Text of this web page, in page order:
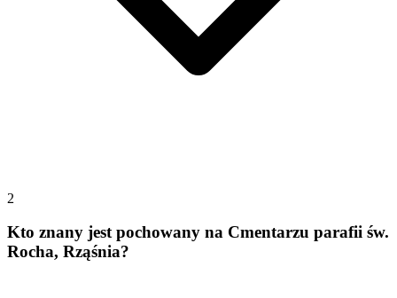
2
Kto znany jest pochowany na Cmentarzu parafii św.
Rocha, Rząśnia?